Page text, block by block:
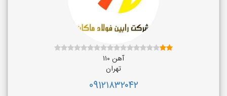
آهن ۱۱۰
تهران
091۲۱۸۳۲۰۴۲